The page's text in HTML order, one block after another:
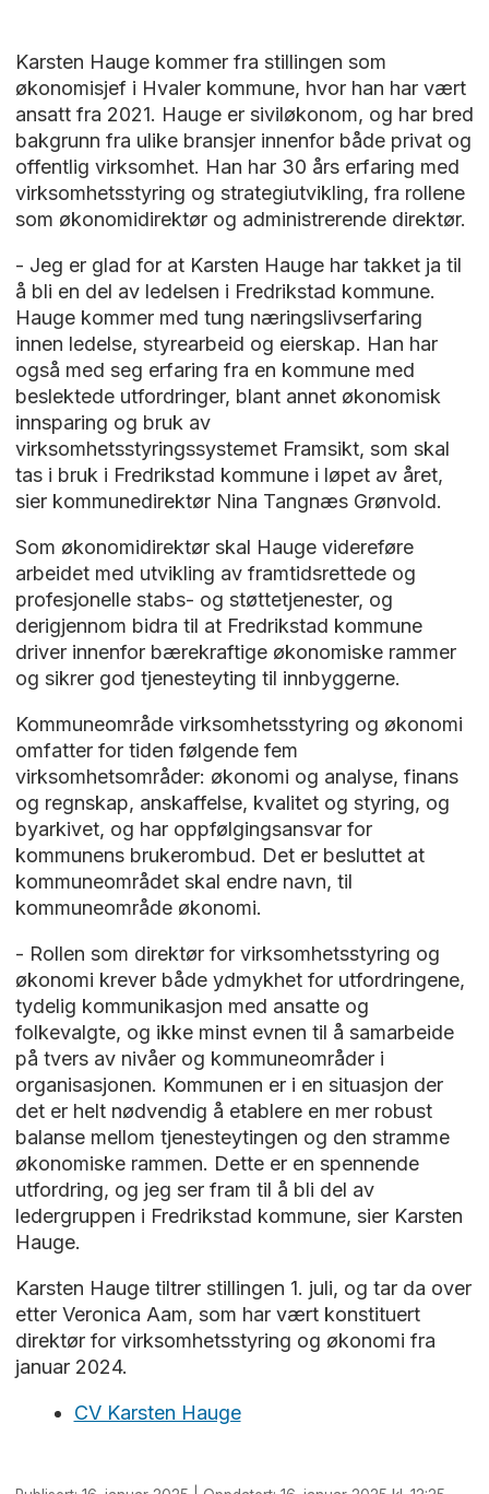
Karsten Hauge kommer fra stillingen som
økonomisjef i Hvaler kommune, hvor han har vært
ansatt fra 2021. Hauge er siviløkonom, og har bred
bakgrunn fra ulike bransjer innenfor både privat og
offentlig virksomhet. Han har 30 års erfaring med
virksomhetsstyring og strategiutvikling, fra rollene
som økonomidirektør og administrerende direktør.
- Jeg er glad for at Karsten Hauge har takket ja til
å bli en del av ledelsen i Fredrikstad kommune.
Hauge kommer med tung næringslivserfaring
innen ledelse, styrearbeid og eierskap. Han har
også med seg erfaring fra en kommune med
beslektede utfordringer, blant annet økonomisk
innsparing og bruk av
virksomhetsstyringssystemet Framsikt, som skal
tas i bruk i Fredrikstad kommune i løpet av året,
sier kommunedirektør Nina Tangnæs Grønvold.
Som økonomidirektør skal Hauge videreføre
arbeidet med utvikling av framtidsrettede og
profesjonelle stabs- og støttetjenester, og
derigjennom bidra til at Fredrikstad kommune
driver innenfor bærekraftige økonomiske rammer
og sikrer god tjenesteyting til innbyggerne.
Kommuneområde virksomhetsstyring og økonomi
omfatter for tiden følgende fem
virksomhetsområder: økonomi og analyse, finans
og regnskap, anskaffelse, kvalitet og styring, og
byarkivet, og har oppfølgingsansvar for
kommunens brukerombud. Det er besluttet at
kommuneområdet skal endre navn, til
kommuneområde økonomi.
- Rollen som direktør for virksomhetsstyring og
økonomi krever både ydmykhet for utfordringene,
tydelig kommunikasjon med ansatte og
folkevalgte, og ikke minst evnen til å samarbeide
på tvers av nivåer og kommuneområder i
organisasjonen. Kommunen er i en situasjon der
det er helt nødvendig å etablere en mer robust
balanse mellom tjenesteytingen og den stramme
økonomiske rammen. Dette er en spennende
utfordring, og jeg ser fram til å bli del av
ledergruppen i Fredrikstad kommune, sier Karsten
Hauge.
Karsten Hauge tiltrer stillingen 1. juli, og tar da over
etter Veronica Aam, som har vært konstituert
direktør for virksomhetsstyring og økonomi fra
januar 2024.
CV Karsten Hauge